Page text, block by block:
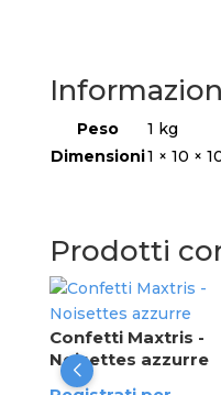
Peso
1 kg
Dimensioni1 × 10 ×
Prodotti
Confetti Maxtris -
Noisettes azzurre